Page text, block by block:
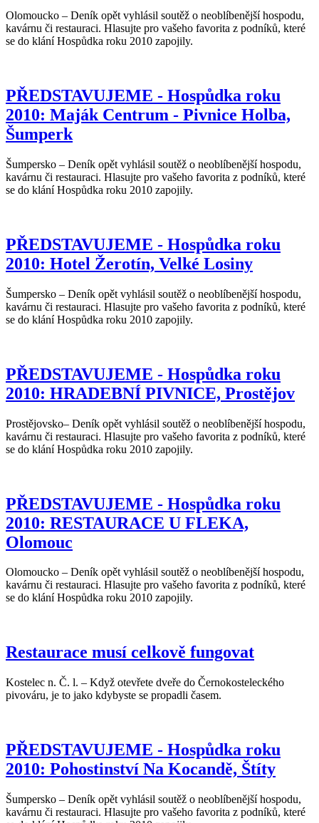
Olomoucko – Deník opět vyhlásil soutěž o neoblíbenější hospodu,
kavárnu či restauraci. Hlasujte pro vašeho favorita z podníků, které
se do klání Hospůdka roku 2010 zapojily.
PŘEDSTAVUJEME - Hospůdka roku
2010: Maják Centrum - Pivnice Holba,
Šumperk
Šumpersko – Deník opět vyhlásil soutěž o neoblíbenější hospodu,
kavárnu či restauraci. Hlasujte pro vašeho favorita z podníků, které
se do klání Hospůdka roku 2010 zapojily.
PŘEDSTAVUJEME - Hospůdka roku
2010: Hotel Žerotín, Velké Losiny
Šumpersko – Deník opět vyhlásil soutěž o neoblíbenější hospodu,
kavárnu či restauraci. Hlasujte pro vašeho favorita z podníků, které
se do klání Hospůdka roku 2010 zapojily.
PŘEDSTAVUJEME - Hospůdka roku
2010: HRADEBNÍ PIVNICE, Prostějov
Prostějovsko– Deník opět vyhlásil soutěž o neoblíbenější hospodu,
kavárnu či restauraci. Hlasujte pro vašeho favorita z podníků, které
se do klání Hospůdka roku 2010 zapojily.
PŘEDSTAVUJEME - Hospůdka roku
2010: RESTAURACE U FLEKA,
Olomouc
Olomoucko – Deník opět vyhlásil soutěž o neoblíbenější hospodu,
kavárnu či restauraci. Hlasujte pro vašeho favorita z podníků, které
se do klání Hospůdka roku 2010 zapojily.
Restaurace musí celkově fungovat
Kostelec n. Č. l. – Když otevřete dveře do Černokosteleckého
pivováru, je to jako kdybyste se propadli časem.
PŘEDSTAVUJEME - Hospůdka roku
2010: Pohostinství Na Kocandě, Štíty
Šumpersko – Deník opět vyhlásil soutěž o neoblíbenější hospodu,
kavárnu či restauraci. Hlasujte pro vašeho favorita z podníků, které